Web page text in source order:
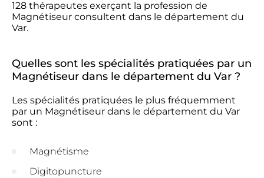
128 thérapeutes exerçant la profession de
Magnétiseur consultent dans le département du
Var.
Quelles sont les spécialités pratiquées par un
Magnétiseur dans le département du Var ?
Les spécialités pratiquées le plus fréquemment
par un Magnétiseur dans le département du Var
sont :
Magnétisme
Digitopuncture